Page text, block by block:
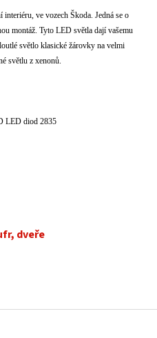
í interiéru, ve vozech Škoda. Jedná se o
montáž. Tyto LED světla dají vašemu
é světlo klasické žárovky na velmi
světlu z xenonů.
LED diod 2835
dveře